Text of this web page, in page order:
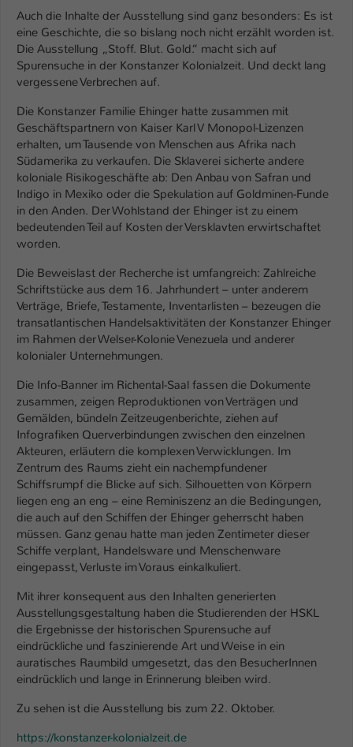
Auch die Inhalte der Ausstellung sind ganz besonders: Es ist
eine Geschichte, die so bislang noch nicht erzählt worden ist.
Die Ausstellung „Stoff. Blut. Gold.“ macht sich auf
Spurensuche in der Konstanzer Kolonialzeit. Und deckt lang
vergessene Verbrechen auf.
Die Konstanzer Familie Ehinger hatte zusammen mit
Geschäftspartnern von Kaiser Karl V Monopol-Lizenzen
erhalten, um Tausende von Menschen aus Afrika nach
Südamerika zu verkaufen. Die Sklaverei sicherte andere
koloniale Risikogeschäfte ab: Den Anbau von Safran und
Indigo in Mexiko oder die Spekulation auf Goldminen-Funde
in den Anden. Der Wohlstand der Ehinger ist zu einem
bedeutenden Teil auf Kosten der Versklavten erwirtschaftet
worden.
Die Beweislast der Recherche ist umfangreich: Zahlreiche
Schriftstücke aus dem 16. Jahrhundert – unter anderem
Verträge, Briefe, Testamente, Inventarlisten – bezeugen die
transatlantischen Handelsaktivitäten der Konstanzer Ehinger
im Rahmen der Welser-Kolonie Venezuela und anderer
kolonialer Unternehmungen.
Die Info-Banner im Richental-Saal fassen die Dokumente
zusammen, zeigen Reproduktionen von Verträgen und
Gemälden, bündeln Zeitzeugenberichte, ziehen auf
Infografiken Querverbindungen zwischen den einzelnen
Akteuren, erläutern die komplexen Verwicklungen. Im
Zentrum des Raums zieht ein nachempfundener
Schiffsrumpf die Blicke auf sich. Silhouetten von Körpern
liegen eng an eng – eine Reminiszenz an die Bedingungen,
die auch auf den Schiffen der Ehinger geherrscht haben
müssen. Ganz genau hatte man jeden Zentimeter dieser
Schiffe verplant, Handelsware und Menschenware
eingepasst, Verluste im Voraus einkalkuliert.
Mit ihrer konsequent aus den Inhalten generierten
Ausstellungsgestaltung haben die Studierenden der HSKL
die Ergebnisse der historischen Spurensuche auf
eindrückliche und faszinierende Art und Weise in ein
auratisches Raumbild umgesetzt, das den BesucherInnen
eindrücklich und lange in Erinnerung bleiben wird.
Zu sehen ist die Ausstellung bis zum 22. Oktober.
https://konstanzer-kolonialzeit.de
Zweck
generierte ID, für die historische
Speicherung Ihrer vorgenommen
Einstellungen, falls der Webseiten-
Betreiber dies eingestellt hat.
Name fe_typo_user / PHPSESSID
Anbieter TYPO3
Laufzeit 1 Woche
Zweck
Dieses Cookie ist ein Standard-Session-
kann der eingeloggte Benutzer
wiedererkannt werden und es wird ihm
Zugang zu geschützten Bereichen
gewährt.
Name be_typo_user
Anbieter TYPO3
Laufzeit 1 Tag
Zweck
Dieser Cookie teilt der Webseite mit, ob
ein Besucher im Typo3-Backend
angemeldet ist und Rechte besitzt diese
zu verwalten.